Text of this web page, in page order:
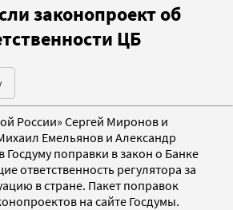
законопроект об
ЦБ
России» Сергей Миронов и
Емельянов и Александр
Госдуму поправки в закон о Банке
ответственность регулятора за
в стране. Пакет поправок
на сайте Госдумы.